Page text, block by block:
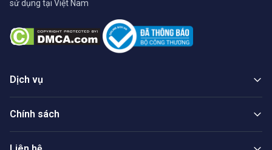
sử dụng tại Việt Nam
Dịch vụ
Chính sách